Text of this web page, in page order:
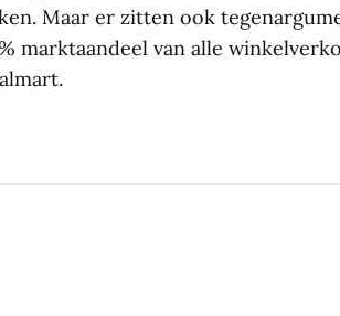
Maar er zitten ook
marktaandeel van alle